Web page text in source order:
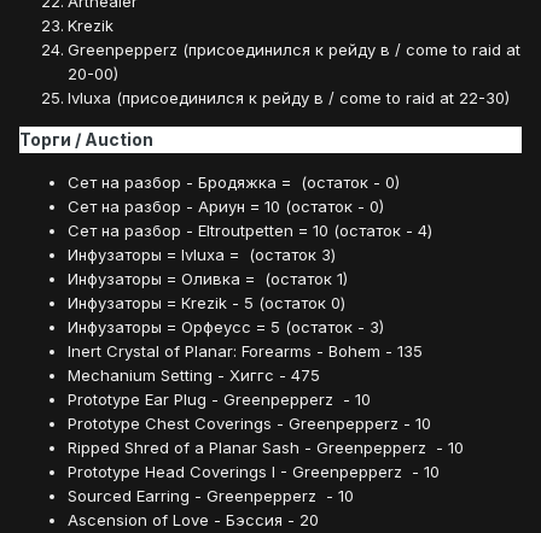
Krezik
Greenpepperz (присоединился к рейду в / come to raid at
20-00)
Ivluxa (присоединился к рейду в / come to raid at 22-30)
Торги / Аuction
Сет на разбор - Бродяжка = (остаток - 0)
Сет на разбор - Ариун = 10 (остаток - 0)
Сет на разбор - Eltroutpetten = 10 (остаток - 4)
Инфузаторы = Ivluxa = (остаток 3)
Инфузаторы = Оливка = (остаток 1)
Инфузаторы = Кrezik - 5 (остаток 0)
Инфузаторы = Орфеусс = 5 (остаток - 3)
Inert Crystal of Planar: Forearms - Bohem - 135
Mechanium Setting - Хиггс - 475
Prototype Ear Plug - Greenpepperz - 10
Prototype Chest Coverings - Greenpepperz - 10
Ripped Shred of a Planar Sash - Greenpepperz - 10
Prototype Head Coverings I - Greenpepperz - 10
Sourced Earring - Greenpepperz - 10
Ascension of Love - Бэссия - 20